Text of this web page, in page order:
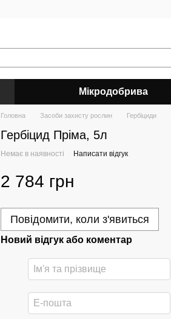
Мікродобрива
Головна Засоби захисту рослин Гербіциди
Гербіцид Пріма, 5л
Немає в наявності Написати відгук
2 784 грн
Повідомити, коли з'явиться
Новий відгук або коментар